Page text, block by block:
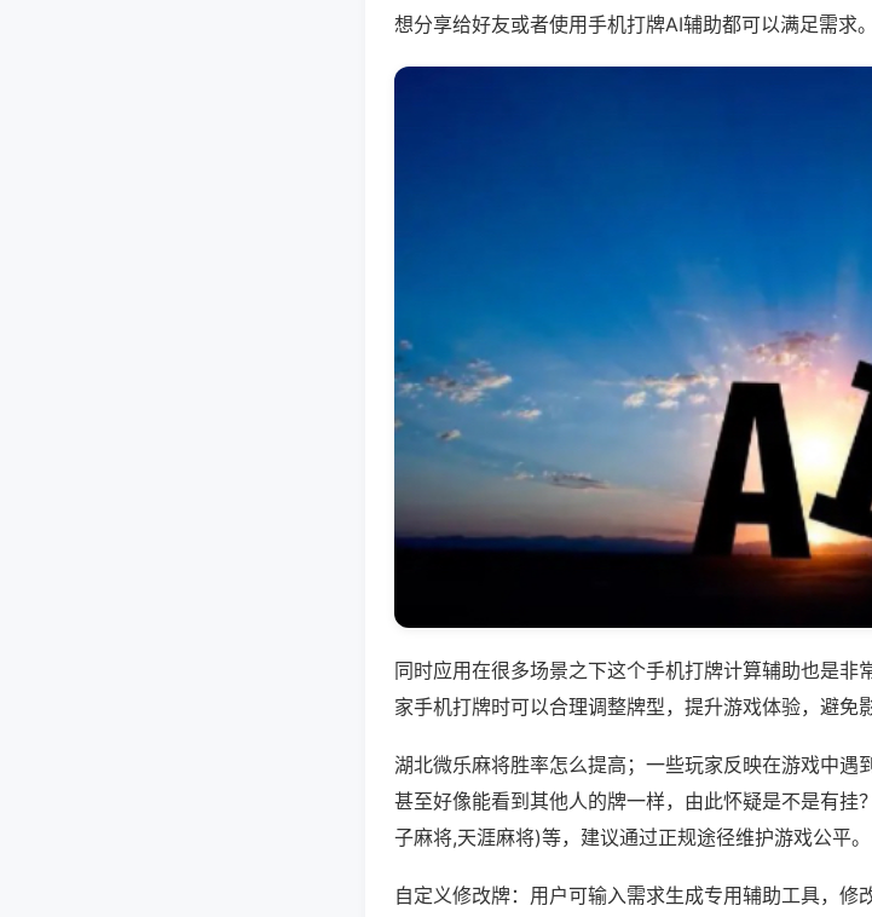
想分享给好友或者使用手机打牌AI辅助都可以满足需求。
同时应用在很多场景之下这个手机打牌计算辅助也是非
家手机打牌时可以合理调整牌型，提升游戏体验，避免
湖北微乐麻将胜率怎么提高；一些玩家反映在游戏中遇
甚至好像能看到其他人的牌一样，由此怀疑是不是有挂
子麻将,天涯麻将)等，建议通过正规途径维护游戏公平。
自定义修改牌：用户可输入需求生成专用辅助工具，修